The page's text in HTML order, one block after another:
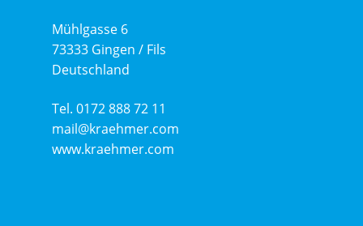
Mühlgasse 6
73333 Gingen / Fils
Deutschland
Tel. 0172 888 72 11
mail@kraehmer.com
www.kraehmer.com